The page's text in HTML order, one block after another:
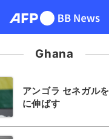
Ghana
アンゴラ セネガル
に伸ばす